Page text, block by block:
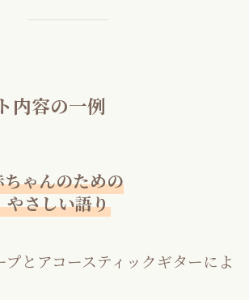
内容の一例
ゃんのための
やさしい語り
プとアコースティックギターによ